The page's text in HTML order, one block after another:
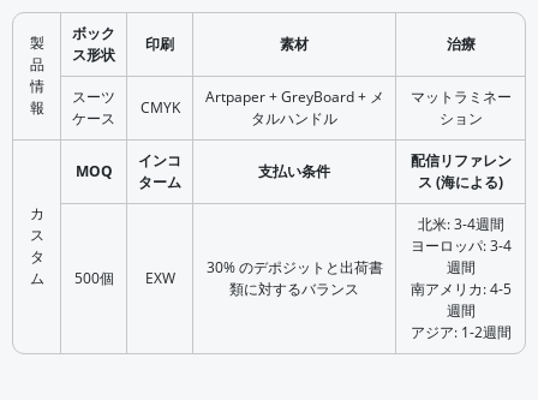
製
品
情
報
ボック
ス形状
印刷 素材 治療
スーツ
ケース
CMYK
Artpaper + GreyBoard + メ
タルハンドル
マットラミネー
ション
カ
ス
タ
ム
MOQ
インコ
ターム
支払い条件
配信リファレン
ス (海による)
500個 EXW
30% のデポジットと出荷書
類に対するバランス
北米: 3-4週間
ヨーロッパ: 3-4
週間
南アメリカ: 4-5
週間
アジア: 1-2週間